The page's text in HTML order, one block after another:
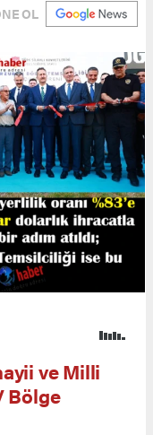
OL
ve Milli
Bölge